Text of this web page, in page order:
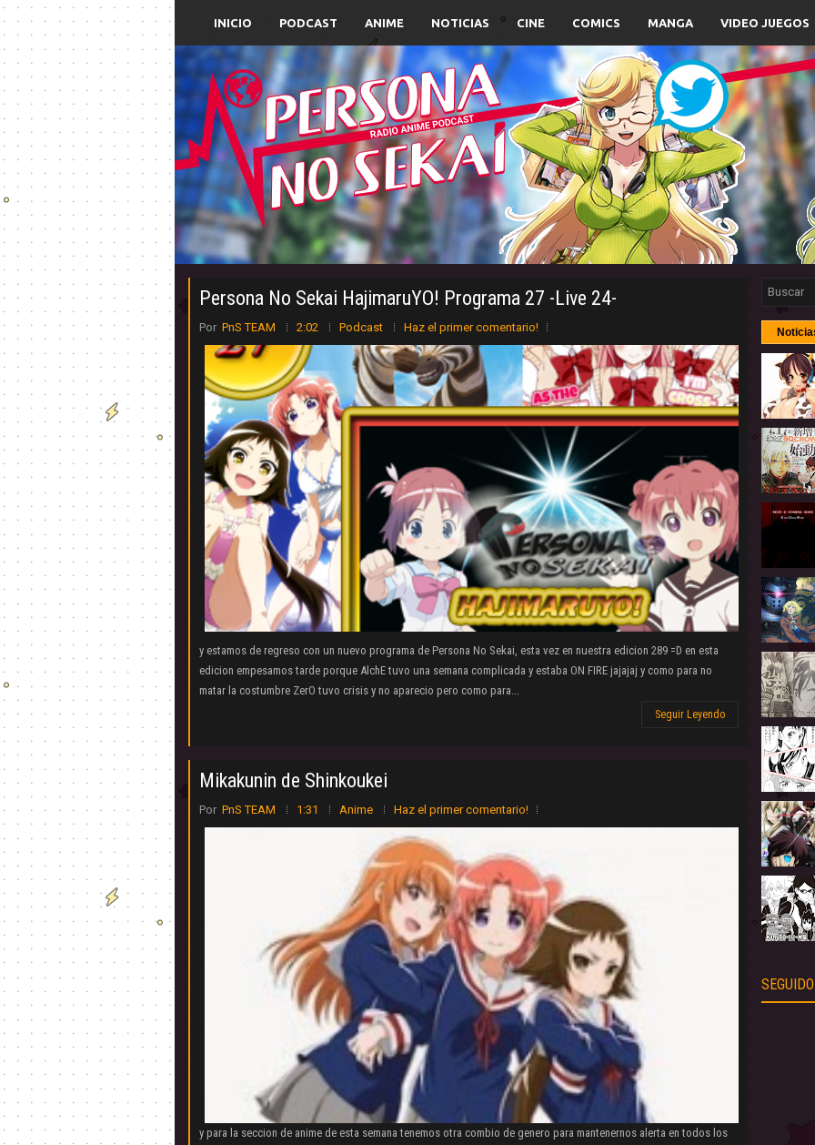
INICIO PODCAST ANIME NOTICIAS CINE COMICS MANGA VIDEO JUEGOS
Persona No Sekai HajimaruYO! Programa 27 -Live 24-
Por PnS TEAM 2:02 Podcast Haz el primer comentario!
y estamos de regreso con un nuevo programa de Persona No Sekai, esta vez en nuestra edicion 289 =D en esta
edicion empesamos tarde porque AlchE tuvo una semana complicada y estaba ON FIRE jajajaj y como para no
matar la costumbre ZerO tuvo crisis y no aparecio pero como para...
Seguir Leyendo
Mikakunin de Shinkoukei
Por PnS TEAM 1:31 Anime Haz el primer comentario!
y para la seccion de anime de esta semana tenemos otra combio de genero para mantenernos alerta en todos los